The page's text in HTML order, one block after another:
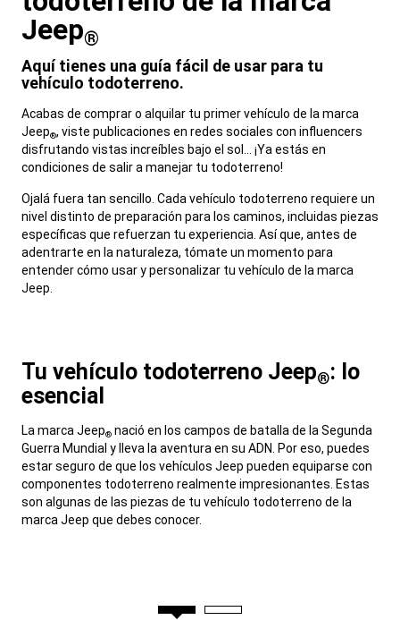
Jeep®
Aquí tienes una guía fácil de usar para tu
vehículo todoterreno.
Acabas de comprar o alquilar tu primer vehículo de la marca
Jeep®, viste publicaciones en redes sociales con influencers
disfrutando vistas increíbles bajo el sol… ¡Ya estás en
condiciones de salir a manejar tu todoterreno!
Ojalá fuera tan sencillo. Cada vehículo todoterreno requiere un
nivel distinto de preparación para los caminos, incluidas piezas
específicas que refuerzan tu experiencia. Así que, antes de
adentrarte en la naturaleza, tómate un momento para
entender cómo usar y personalizar tu vehículo de la marca
Jeep.
Tu vehículo todoterreno Jeep®: lo
esencial
La marca Jeep® nació en los campos de batalla de la Segunda
Guerra Mundial y lleva la aventura en su ADN. Por eso, puedes
estar seguro de que los vehículos Jeep pueden equiparse con
componentes todoterreno realmente impresionantes. Estas
son algunas de las piezas de tu vehículo todoterreno de la
marca Jeep que debes conocer.